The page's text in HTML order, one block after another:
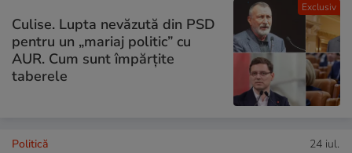
Exclusiv
Culise. Lupta nevăzută din PSD
pentru un „mariaj politic” cu
AUR. Cum sunt împărțite
taberele
Politică 24 iul.